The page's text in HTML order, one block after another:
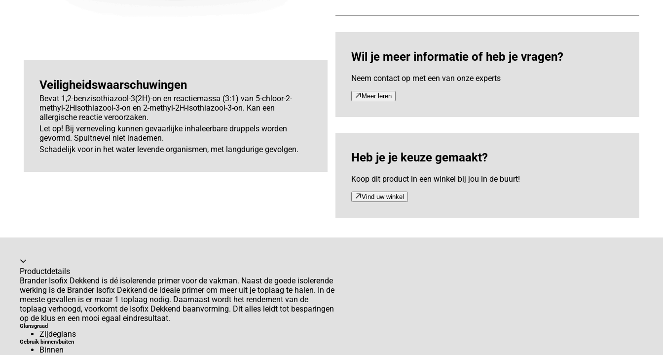
Veiligheidswaarschuwingen
Bevat 1,2-benzisothiazool-3(2H)-on en reactiemassa (3:1) van 5-chloor-2-
methyl-2Hisothiazool-3-on en 2-methyl-2H-isothiazool-3-on. Kan een
allergische reactie veroorzaken.
Let op! Bij verneveling kunnen gevaarlijke inhaleerbare druppels worden
gevormd. Spuitnevel niet inademen.
Schadelijk voor in het water levende organismen, met langdurige gevolgen.
Wil je meer informatie of heb je vragen?
Neem contact op met een van onze experts
Meer leren
Heb je je keuze gemaakt?
Koop dit product in een winkel bij jou in de buurt!
Vind uw winkel
Productdetails
Brander Isofix Dekkend is dé isolerende primer voor de vakman. Naast de goede isolerende
werking is de Brander Isofix Dekkend de ideale primer om meer uit je toplaag te halen. In de
meeste gevallen is er maar 1 toplaag nodig. Daarnaast wordt het rendement van de
toplaag verhoogd, voorkomt de Isofix Dekkend baanvorming. Dit alles leidt tot besparingen
op de klus en een mooi egaal eindresultaat.
Glansgraad
Zijdeglans
Gebruik binnen/buiten
Binnen